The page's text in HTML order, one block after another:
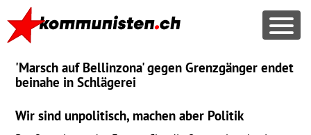
'Marsch auf Bellinzona' gegen Grenzgänger endet
beinahe in Schlägerei
Wir sind unpolitisch, machen aber Politik